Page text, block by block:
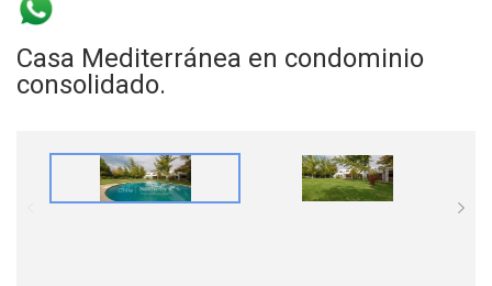
Casa Mediterránea en condominio
consolidado.